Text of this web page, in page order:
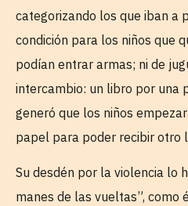
categorizando los que iban a
condición para los niños que
podían entrar armas; ni de
intercambio: un libro por una
generó que los niños
papel para poder recibir otro
Su desdén por la violencia lo
manes de las vueltas”, como